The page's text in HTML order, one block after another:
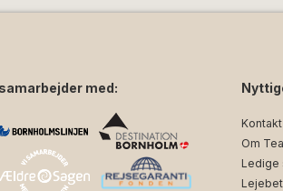
med:
Om
Ledige